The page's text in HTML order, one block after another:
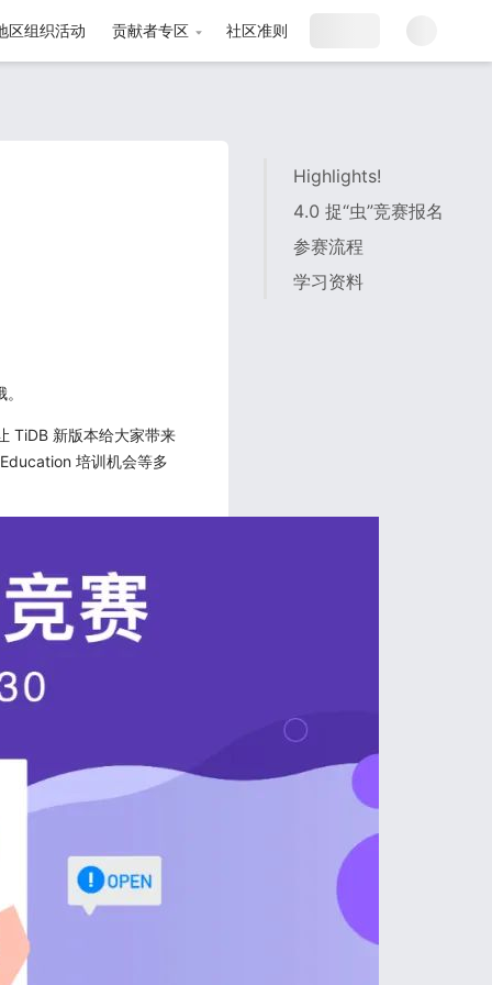
区组织活动 贡献者专区 社区准则
TiDB 新版本给大家带来
培训机会等多
Highlights!
4.0 捉“虫”竞赛报名
参赛流程
学习资料